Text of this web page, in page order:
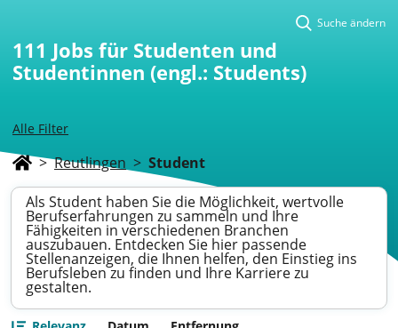
Alle Filter
Suche ändern
111 Jobs für Studenten und
Studentinnen (engl.: Students)
> Reutlingen > Student
Als Student haben Sie die Möglichkeit, wertvolle
Berufserfahrungen zu sammeln und Ihre
Fähigkeiten in verschiedenen Branchen
auszubauen. Entdecken Sie hier passende
Stellenanzeigen, die Ihnen helfen, den Einstieg ins
Berufsleben zu finden und Ihre Karriere zu
gestalten.